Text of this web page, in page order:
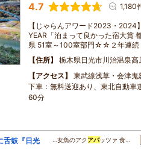
4.7 1,180
【じゃらんアワード2023・2024
YEAR「泊まって良かった宿大賞
県 51室～100室部門☆☆２年連
住所
栃木県日光市川治温泉高
アクセス
東武線浅草・会津
下車：無料送迎あり、東北自動車
60分
舌鼓『日光
…女魚のアクアパッツァ 食…